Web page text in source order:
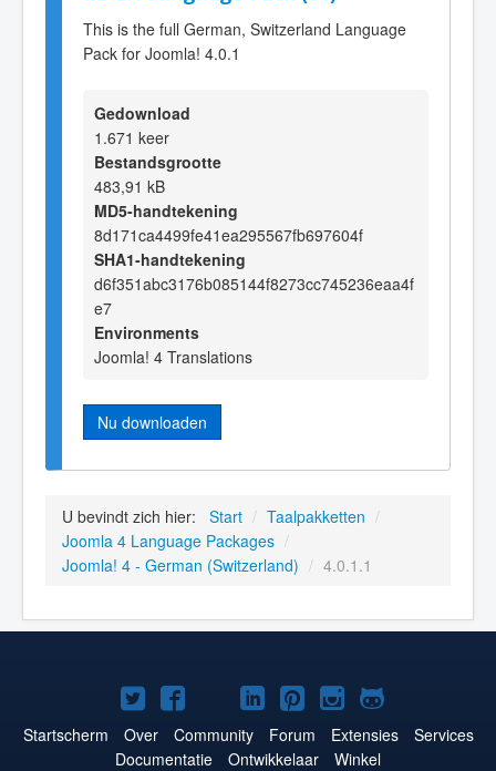
This is the full German, Switzerland Language
Pack for Joomla! 4.0.1
Gedownload
1.671 keer
Bestandsgrootte
483,91 kB
MD5-handtekening
8d171ca4499fe41ea295567fb697604f
SHA1-handtekening
d6f351abc3176b085144f8273cc745236eaa4f
e7
Environments
Joomla! 4 Translations
Nu downloaden
U bevindt zich hier: Start / Taalpakketten /
Joomla 4 Language Packages /
Joomla! 4 - German (Switzerland) / 4.0.1.1
Joomla!
op
Joomla!
op
Joomla!
op
Joomla!
op
Joomla!
op
Joomla!
op
Joomla!
op
Startscherm Over Community Forum Extensies
Services
Documentatie
Ontwikkelaar Winkel